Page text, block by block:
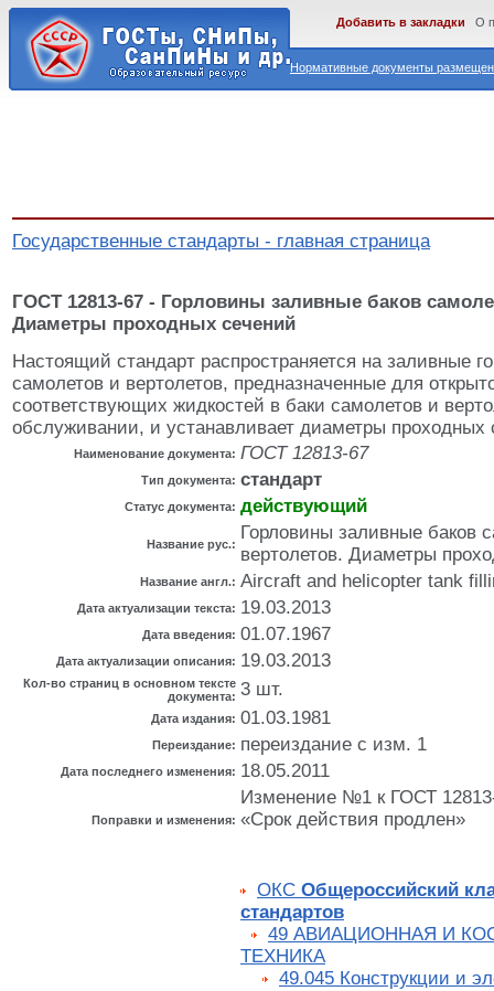
Нормативные документы
Добавить в закладки О
Государственные стандарты - главная страница
ГОСТ 12813-67 - Горловины заливные баков
Диаметры проходных сечений
Настоящий стандарт распространяется на заливные
самолетов и вертолетов, предназначенные для
соответствующих жидкостей в баки самолетов и
обслуживании, и устанавливает диаметры проходных
Наименование документа: ГОСТ 12813-67
Тип документа: стандарт
Статус документа: действующий
Название рус.:
Горловины заливные баков
вертолетов. Диаметры
Название англ.: Aircraft and helicopter tank
Дата актуализации текста: 19.03.2013
Дата введения: 01.07.1967
Дата актуализации описания: 19.03.2013
Кол-во страниц в основном тексте
документа: 3 шт.
Дата издания: 01.03.1981
Переиздание: переиздание с изм. 1
Дата последнего изменения: 18.05.2011
Поправки и изменения:
Изменение №1 к ГОСТ
«Срок действия продлен»
ОКС Общероссийский
стандартов
49 АВИАЦИОННАЯ И
ТЕХНИКА
49.045 Конструкции и